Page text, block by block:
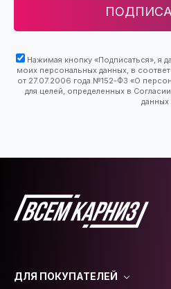
Нажимая кнопку «Подписаться», я
моих персональных данных, в
от 27.07.2006 года №152-ФЗ «О
для целей, определенных в
данных
ДЛЯ ПОКУПАТЕЛЕЙ